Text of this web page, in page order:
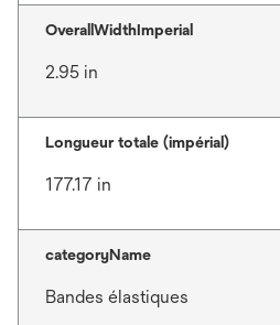
OverallWidthImperial
2.95 in
Longueur totale (impérial)
177.17 in
categoryName
Bandes élastiques